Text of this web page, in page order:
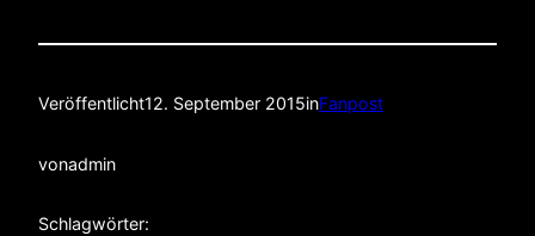
Veröffentlicht12. September 2015inFanpost
vonadmin
Schlagwörter: